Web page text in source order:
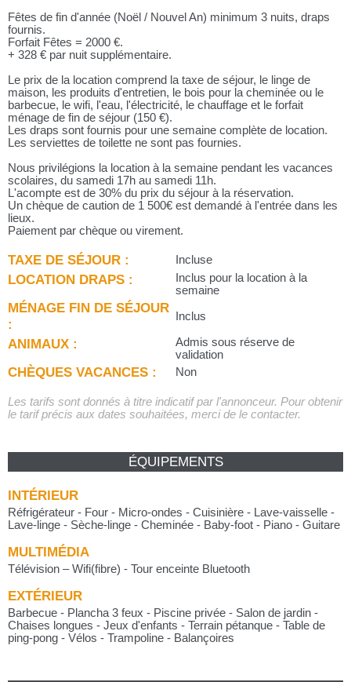
Fêtes de fin d'année (Noël / Nouvel An) minimum 3 nuits, draps
fournis.
Forfait Fêtes = 2000 €.
+ 328 € par nuit supplémentaire.
Le prix de la location comprend la taxe de séjour, le linge de
maison, les produits d'entretien, le bois pour la cheminée ou le
barbecue, le wifi, l'eau, l'électricité, le chauffage et le forfait
ménage de fin de séjour (150 €).
Les draps sont fournis pour une semaine complète de location.
Les serviettes de toilette ne sont pas fournies.
Nous privilégions la location à la semaine pendant les vacances
scolaires, du samedi 17h au samedi 11h.
L'acompte est de 30% du prix du séjour à la réservation.
Un chèque de caution de 1 500€ est demandé à l'entrée dans les
lieux.
Paiement par chèque ou virement.
TAXE DE SÉJOUR : Incluse
LOCATION DRAPS :
Inclus pour la location à la
semaine
MÉNAGE FIN DE SÉJOUR
:
Inclus
ANIMAUX :
Admis sous réserve de
validation
CHÈQUES VACANCES : Non
Les tarifs sont donnés à titre indicatif par l'annonceur. Pour obtenir
le tarif précis aux dates souhaitées, merci de le contacter.
ÉQUIPEMENTS
INTÉRIEUR
Réfrigérateur - Four - Micro-ondes - Cuisinière - Lave-vaisselle -
Lave-linge - Sèche-linge - Cheminée - Baby-foot - Piano - Guitare
MULTIMÉDIA
Télévision – Wifi(fibre) - Tour enceinte Bluetooth
EXTÉRIEUR
Barbecue - Plancha 3 feux - Piscine privée - Salon de jardin -
Chaises longues - Jeux d'enfants - Terrain pétanque - Table de
ping-pong - Vélos - Trampoline - Balançoires